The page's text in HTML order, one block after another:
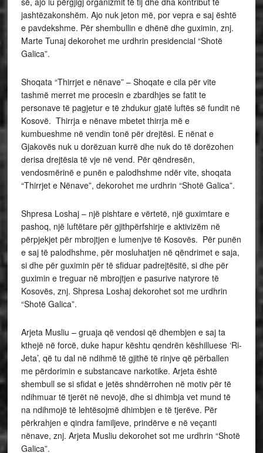
jashtëzakonshëm. Ajo nuk jeton më, por vepra e saj është
e pavdekshme. Për shembullin e dhënë dhe guximin, znj.
Marte Tunaj dekorohet me urdhrin presidencial “Shotë
Galica”.
Shoqata “Thirrjet e nënave” – Shoqate e cila për vite
tashmë merret me procesin e zbardhjes se fatit te
personave të pagjetur e të zhdukur gjatë luftës së fundit në
Kosovë. Thirrja e nënave mbetet thirrja më e
kumbueshme në vendin tonë për drejtësi. E nënat e
Gjakovës nuk u dorëzuan kurrë dhe nuk do të dorëzohen
derisa drejtësia të vje në vend. Për qëndresën,
vendosmërinë e punën e palodhshme ndër vite, shoqata
“Thirrjet e Nënave”, dekorohet me urdhrin “Shotë Galica”.
Shpresa Loshaj – një pishtare e vërtetë, një guximtare e
pashoq, një luftëtare për gjithpërfshirje e aktivizëm në
përpjekjet për mbrojtjen e lumenjve të Kosovës. Për punën
e saj të palodhshme, për mosluhatjen në qëndrimet e saja,
si dhe për guximin për të sfiduar padrejtësitë, si dhe për
guximin e treguar në mbrojtjen e pasurive natyrore të
Kosovës, znj. Shpresa Loshaj dekorohet sot me urdhrin
“Shotë Galica”.
Arjeta Musliu – gruaja që vendosi që dhembjen e saj ta
kthejë në forcë, duke hapur kështu qendrën këshilluese ‘Ri-
Jeta’, që tu dal në ndihmë të gjithë të rinjve që përballen
me përdorimin e substancave narkotike. Arjeta është
shembull se si sfidat e jetës shndërrohen në motiv për të
ndihmuar të tjerët në nevojë, dhe si dhimbja vet mund të
na ndihmojë të lehtësojmë dhimbjen e të tjerëve. Për
përkrahjen e qindra familjeve, prindërve e në veçanti
nënave, znj. Arjeta Musliu dekorohet sot me urdhrin “Shotë
Galica”.